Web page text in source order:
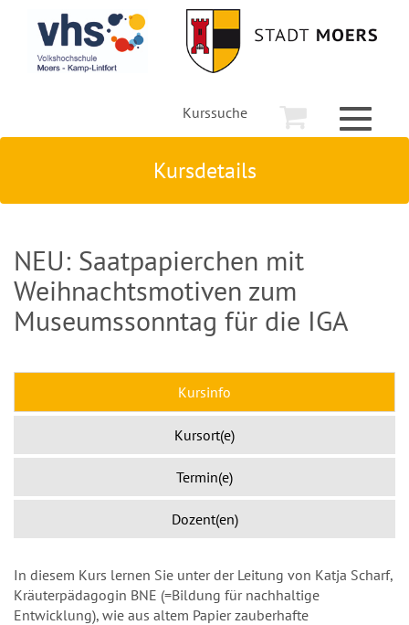
Kurssuche
Toggle
Kursdetails
NEU: Saatpapierchen mit
Weihnachtsmotiven zum
Museumssonntag für die IGA
Kursinfo
Kursort(e)
Termin(e)
Dozent(en)
In diesem Kurs lernen Sie unter der Leitung von Katja Scharf,
Kräuterpädagogin BNE (=Bildung für nachhaltige
Entwicklung), wie aus altem Papier zauberhafte